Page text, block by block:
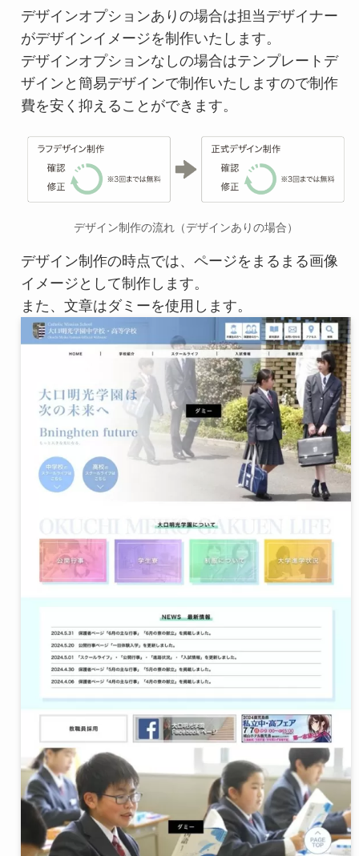
デザインオプションありの場合は担当デザイナー
がデザインイメージを制作いたします。
デザインオプションなしの場合はテンプレートデ
ザインと簡易デザインで制作いたしますので制作
費を安く抑えることができます。
デザイン制作の流れ（デザインありの場合）
デザイン制作の時点では、ページをまるまる画像
イメージとして制作します。
また、文章はダミーを使用します。